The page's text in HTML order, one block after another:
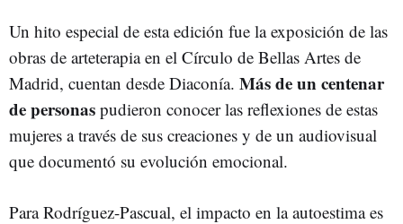
Un hito especial de esta edición fue la exposición de las
obras de arteterapia en el Círculo de Bellas Artes de
Madrid, cuentan desde Diaconía. Más de un centenar
de personas pudieron conocer las reflexiones de estas
mujeres a través de sus creaciones y de un audiovisual
que documentó su evolución emocional.
Para Rodríguez-Pascual, el impacto en la autoestima es